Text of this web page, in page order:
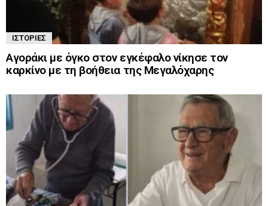
ΙΣΤΟΡΊΕΣ
Αγοράκι με όγκο στον εγκέφαλο νίκησε τον
καρκίνο με τη βοήθεια της Μεγαλόχαρης